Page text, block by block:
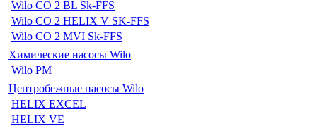
Wilo CO 2 BL Sk-FFS
Wilo CO 2 HELIX V SK-FFS
Wilo CO 2 MVI Sk-FFS
Химические насосы Wilo
Wilo PM
Центробежные насосы Wilo
HELIX EXCEL
HELIX VE